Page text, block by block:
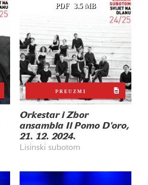
PDF 3.5 MB
PREUZMI
Orkestar i Zbor
ansambla Il Pomo D'oro,
21. 12. 2024.
Lisinski subotom